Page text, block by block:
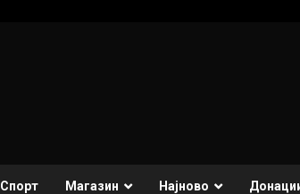
Спорт Магазин Најново